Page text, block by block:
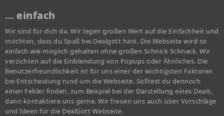
… einfach
Wir sind für dich da. Wir legen großen Wert auf die Einfachheit und
möchten, dass du Spaß bei Dealgott hast. Die Webseite wird so
einfach wie möglich gehalten ohne großen Schnick Schnack. Wir
verzichten auf die Einblendung von Popups oder Ähnliches. Die
Benutzerfreundlichkeit ist für uns einer der wichtigsten Faktoren
bei Entscheidung rund um die Webseite. Solltest du dennoch
einen Fehler finden, zum Beispiel bei der Darstellung eines Deals,
dann kontaktiere uns gerne. Wir freuen uns auch über Vorschläge
und Ideen für die DealGott Webseite.